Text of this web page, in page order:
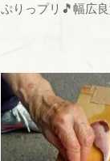
ぷりっプリ🎵幅広